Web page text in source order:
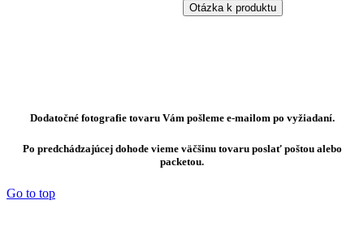
Otázka k produktu
Dodatočné fotografie tovaru Vám pošleme e-mailom po vyžiadaní.
Po predchádzajúcej dohode vieme väčšinu tovaru poslať poštou alebo
packetou.
Go to top